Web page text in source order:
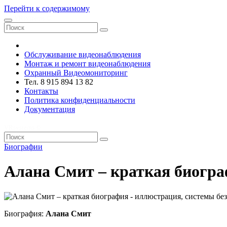
Перейти к содержимому
Обслуживание видеонаблюдения
Монтаж и ремонт видеонаблюдения
Охранный Видеомониторинг
Тел. 8 915 894 13 82
Контакты
Политика конфиденциальности
Документация
Биографии
Алана Смит – краткая
Биография: Алана Смит